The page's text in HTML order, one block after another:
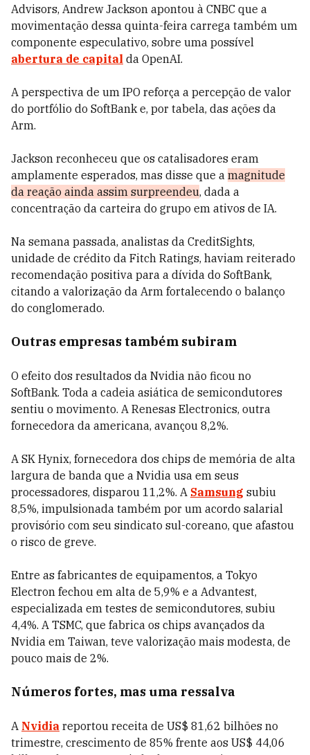
Advisors, Andrew Jackson apontou à CNBC que a
movimentação dessa quinta-feira carrega também um
componente especulativo, sobre uma possível
abertura de capital da OpenAI.
A perspectiva de um IPO reforça a percepção de valor
do portfólio do SoftBank e, por tabela, das ações da
Arm.
Jackson reconheceu que os catalisadores eram
amplamente esperados, mas disse que a magnitude
da reação ainda assim surpreendeu, dada a
concentração da carteira do grupo em ativos de IA.
Na semana passada, analistas da CreditSights,
unidade de crédito da Fitch Ratings, haviam reiterado
recomendação positiva para a dívida do SoftBank,
citando a valorização da Arm fortalecendo o balanço
do conglomerado.
Outras empresas também subiram
O efeito dos resultados da Nvidia não ficou no
SoftBank. Toda a cadeia asiática de semicondutores
sentiu o movimento. A Renesas Electronics, outra
fornecedora da americana, avançou 8,2%.
A SK Hynix, fornecedora dos chips de memória de alta
largura de banda que a Nvidia usa em seus
processadores, disparou 11,2%. A Samsung subiu
8,5%, impulsionada também por um acordo salarial
provisório com seu sindicato sul-coreano, que afastou
o risco de greve.
Entre as fabricantes de equipamentos, a Tokyo
Electron fechou em alta de 5,9% e a Advantest,
especializada em testes de semicondutores, subiu
4,4%. A TSMC, que fabrica os chips avançados da
Nvidia em Taiwan, teve valorização mais modesta, de
pouco mais de 2%.
Números fortes, mas uma ressalva
A Nvidia reportou receita de US$ 81,62 bilhões no
trimestre, crescimento de 85% frente aos US$ 44,06